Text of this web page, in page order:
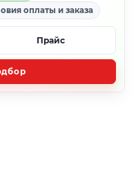
оплаты и заказа
Прайс